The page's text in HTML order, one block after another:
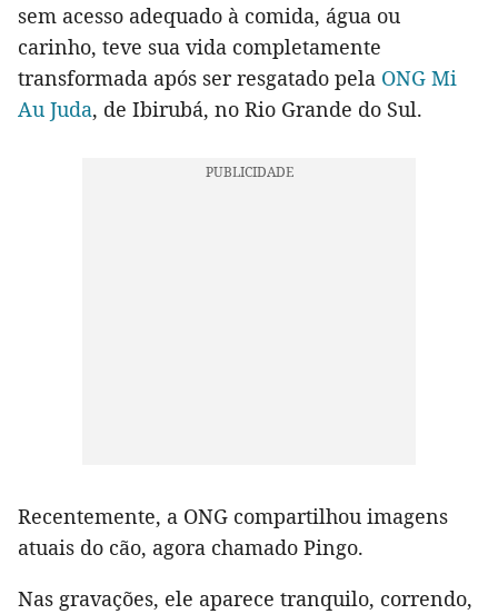
sem acesso adequado à comida, água ou
carinho, teve sua vida completamente
transformada após ser resgatado pela ONG Mi
Au Juda, de Ibirubá, no Rio Grande do Sul.
Recentemente, a ONG compartilhou imagens
atuais do cão, agora chamado Pingo.
Nas gravações, ele aparece tranquilo, correndo,